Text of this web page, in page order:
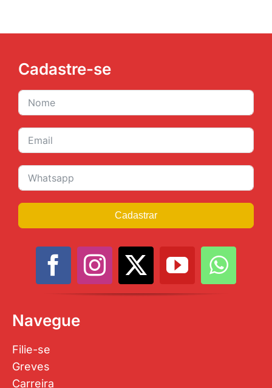
Cadastre-se
Cadastrar
Navegue
Filie-se
Greves
Carreira